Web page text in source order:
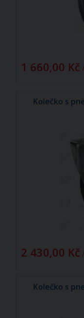
1 660,00 Kč
Kolečko s
2 430,00 Kč
Kolečko s